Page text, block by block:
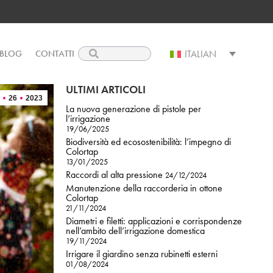
BLOG CONTATTI Search: ITALIAN
26 2023
ULTIMI ARTICOLI
La nuova generazione di pistole per
l’irrigazione
19/06/2025
Biodiversità ed ecosostenibilità: l’impegno di
Colortap
13/01/2025
Raccordi al alta pressione 24/12/2024
Manutenzione della raccorderia in ottone
Colortap
21/11/2024
Diametri e filetti: applicazioni e corrispondenze
nell’ambito dell’irrigazione domestica
19/11/2024
Irrigare il giardino senza rubinetti esterni
01/08/2024